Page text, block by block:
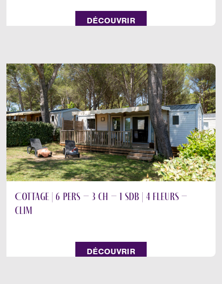
DÉCOUVRIR
Cottage | 6 pers – 3 ch – 1 sdb | 4 fleurs –
clim
DÉCOUVRIR